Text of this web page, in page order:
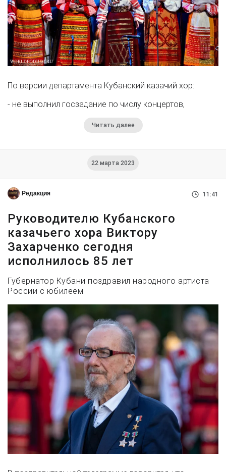
По версии департамента Кубанский казачий хор:
- не выполнил госзадание по числу концертов,
Читать далее
22 марта 2023
Редакция 11:41
Руководителю Кубанского
казачьего хора Виктору
Захарченко сегодня
исполнилось 85 лет
Губернатор Кубани поздравил народного артиста
России с юбилеем.